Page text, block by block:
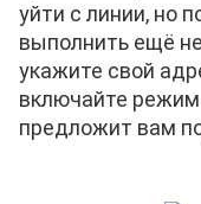
уйти с линии, но
выполнить ещё
укажите свой
включайте
предложит вам